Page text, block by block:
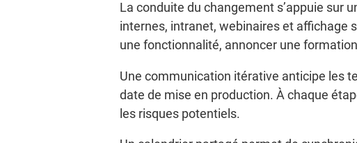
La conduite du changement s’appuie sur
internes, intranet, webinaires et affichage
une fonctionnalité, annoncer une
Une communication itérative anticipe les
date de mise en production. À chaque
les risques potentiels.